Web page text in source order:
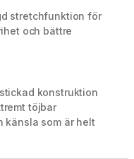
stretchfunktion för
och bättre
konstruktion
töjbar
känsla som är helt